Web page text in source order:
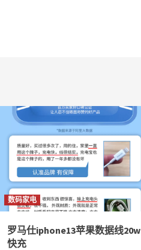
数码家电
罗马仕iphone13苹果数据线20w
快充